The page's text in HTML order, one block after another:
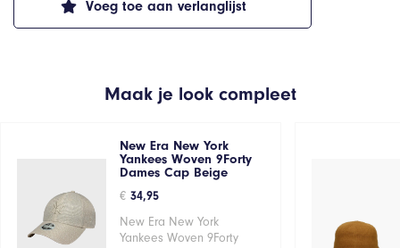
Voeg toe aan verlanglijst
Maak je look compleet
New Era New York
Yankees Woven 9Forty
Dames Cap Beige
€ 34,95
New Era New York
Yankees Woven 9Forty